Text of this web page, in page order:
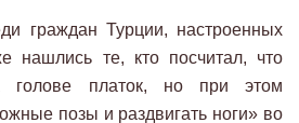
граждан Турции, настроенных
нашлись те, кто посчитал, что
голове платок, но при этом
позы и раздвигать ноги» во